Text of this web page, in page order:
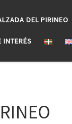
DEL PIRINEO
INTERÉS